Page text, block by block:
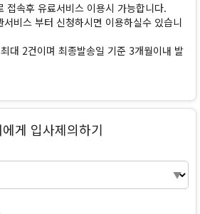
접속후 유료서비스 이용시 가능합니다.
비스 부터 신청하시면 이용하실수 있습니
대 2건이며 최종발송일 기준 3개월이내 발
게 입사제의하기